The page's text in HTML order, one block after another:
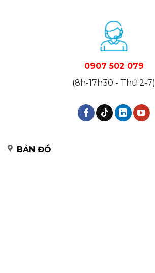
0907 502 079
(8h-17h30 - Thứ 2-7)
BẢN ĐỒ